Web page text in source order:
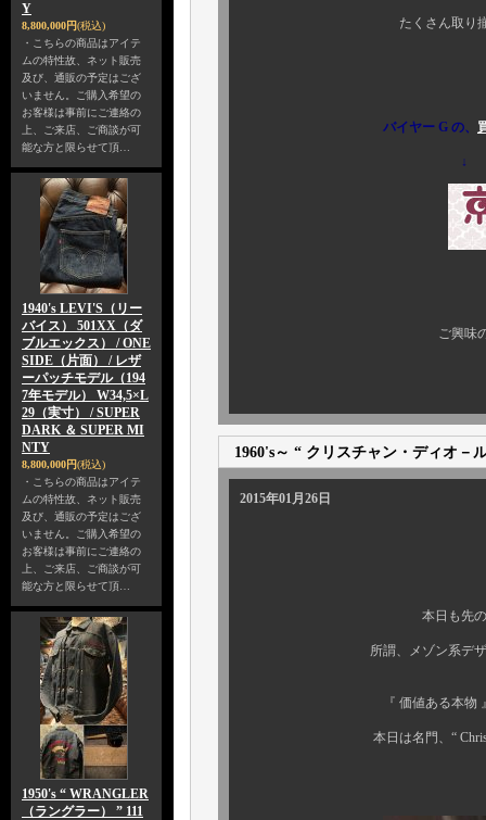
Y
8,800,000円(税込)
・こちらの商品はアイテ
ムの特性故、ネット販売
及び、通販の予定はござ
いません。ご購入希望の
お客様は事前にご連絡の
上、ご来店、ご商談が可
能な方と限らせて頂…
1940's LEVI'S（リー
バイス） 501XX（ダ
ブルエックス） / ONE
SIDE（片面） / レザ
ーパッチモデル（194
7年モデル） W34,5×L
29（実寸） / SUPER
DARK ＆ SUPER MI
NTY
8,800,000円(税込)
・こちらの商品はアイテ
ムの特性故、ネット販売
及び、通販の予定はござ
いません。ご購入希望の
お客様は事前にご連絡の
上、ご来店、ご商談が可
能な方と限らせて頂…
1950's “ WRANGLER
（ラングラー） ” 111
たくさん取り揃えて、皆様
バイヤー G の、
↓
ご興味のある方、ぜひ
1960's～ “ クリスチャン・ディオ－
2015年01月26日
本日も先のビンテージ
所謂、メゾン系デザイナーズ
『 価値ある本物 』 をお探し
本日は名門、“ Christian Dior